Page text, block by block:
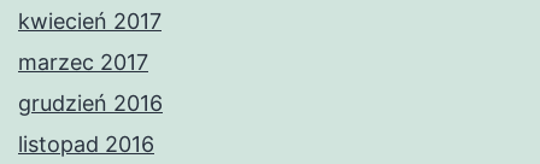
kwiecień 2017
marzec 2017
grudzień 2016
listopad 2016